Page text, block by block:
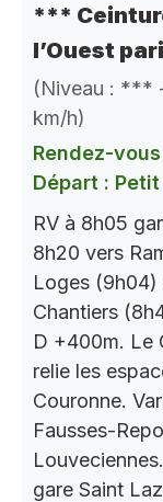
***
l’Ouest
(Niveau : ***
km/h)
Rendez-
Départ :
RV à 8h05
8h20 vers
Loges (9h04)
Chantiers
D +400m. Le
relie les
Couronne.
Fausses-
gare Saint